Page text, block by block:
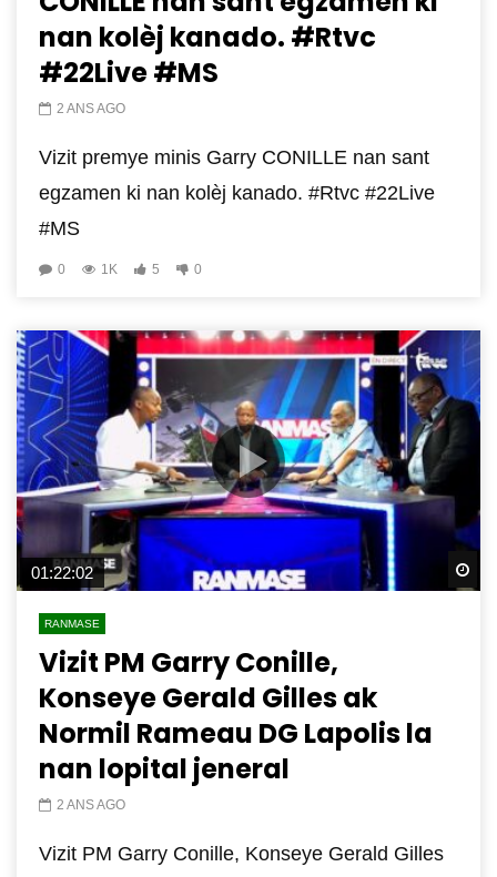
nan kolèj kanado. #Rtvc
#22Live #MS
2 ANS AGO
Vizit premye minis Garry CONILLE nan sant
egzamen ki nan kolèj kanado. #Rtvc #22Live
#MS
0 1K 5 0
01:22:02
RANMASE
Vizit PM Garry Conille,
Konseye Gerald Gilles ak
Normil Rameau DG Lapolis la
nan lopital jeneral
2 ANS AGO
Vizit PM Garry Conille, Konseye Gerald Gilles